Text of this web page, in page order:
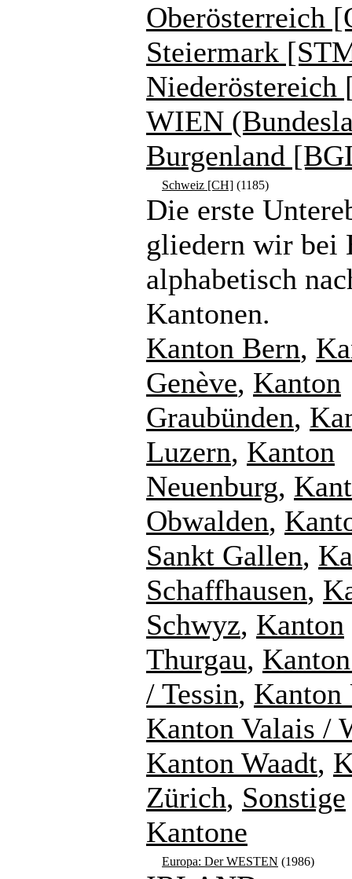
Oberösterreich
Steiermark
Niederöstereich
WIEN
Burgenland
Schweiz [CH] (1185)
Die erste
gliedern wir bei
alphabetisch
Kantonen.
Kanton Bern,
Genève, Kanton
Graubünden,
Luzern, Kanton
Neuenburg,
Obwalden,
Sankt Gallen,
Schaffhausen,
Schwyz, Kanton
Thurgau,
/ Tessin,
Kanton Valais /
Kanton Waadt,
Zürich, Sonstige
Kantone
Europa: Der WESTEN (1986)